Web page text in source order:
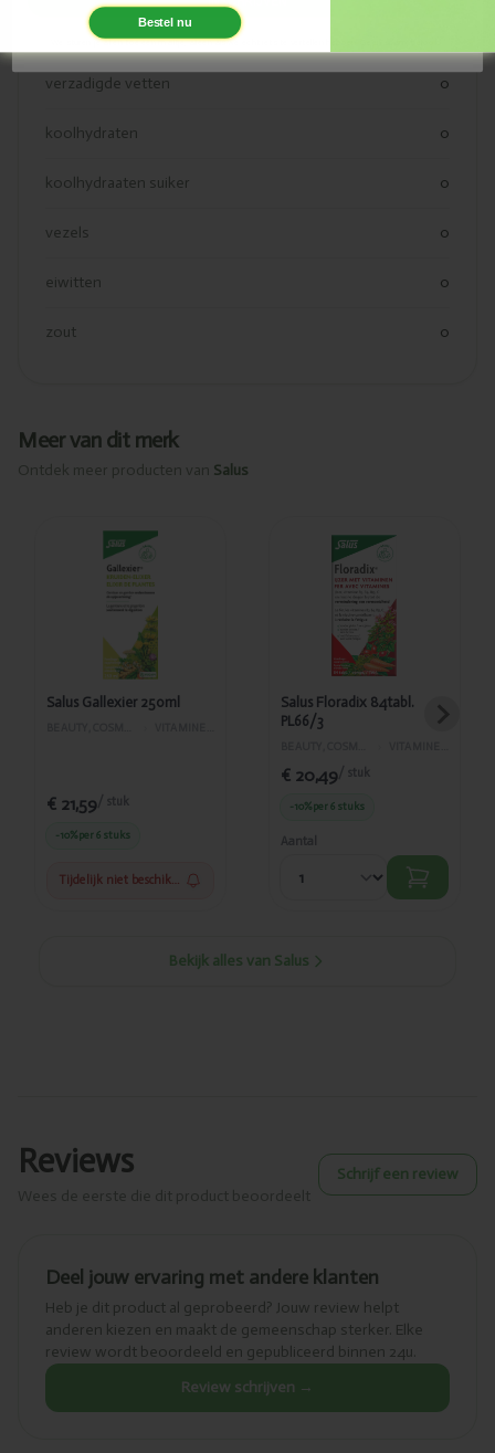
vetten
verzadigde vetten 0
koolhydraten 0
koolhydraaten suiker 0
vezels 0
eiwitten 0
zout 0
Meer van dit merk
Ontdek meer producten van Salus
Toegevoegd
Salus
Gallexier
250ml
Salus Gallexier 250ml
€ 21,59/ stuk
-10%per 6 stuks
Tijdelijk niet beschikbaar
Toegevoegd
Salus
Floradix
Salus Floradix 84tabl.
PL66/3
€ 20,49/ stuk
-10%per 6 stuks
Aantal
Bekijk alles van Salus
Reviews Schrijf een review
Deel jouw ervaring met andere klanten
Heb je dit product al geprobeerd? Jouw review helpt
anderen kiezen en maakt de gemeenschap sterker. Elke
review wordt beoordeeld en gepubliceerd binnen 24u.
Review schrijven →
We sturen je af en toe een mailtje, alleen als we echt iets te vertellen hebben. Geen spam, beloofd.
Bestel nu